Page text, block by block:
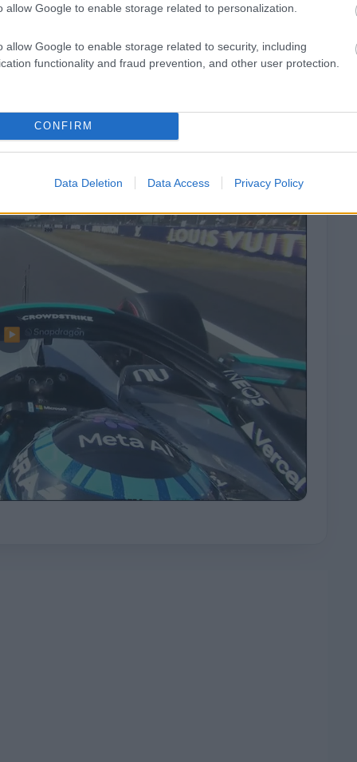
allow Google to enable storage related to personalization.
allow Google to enable storage related to security, including
functionality and fraud prevention, and other user protection.
CONFIRM
Data Deletion Data Access Privacy Policy
és nem is kellett megszakítani a
kezdett.
👀#F1 #BritishGP
▶